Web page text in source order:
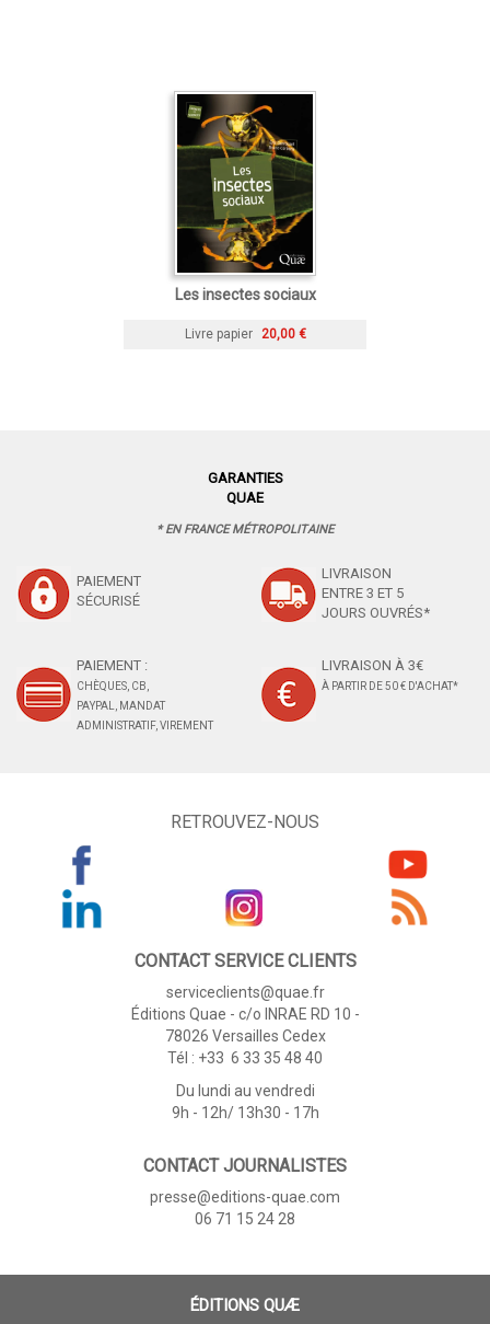
Les insectes sociaux
Livre papier 20,00 €
GARANTIES
QUAE
* EN FRANCE MÉTROPOLITAINE
PAIEMENT
SÉCURISÉ
LIVRAISON
ENTRE 3 ET 5
JOURS OUVRÉS*
PAIEMENT :
CHÈQUES, CB,
PAYPAL, MANDAT
ADMINISTRATIF, VIREMENT
LIVRAISON À 3€
À PARTIR DE 50 € D'ACHAT*
RETROUVEZ-NOUS
CONTACT SERVICE CLIENTS
serviceclients@quae.fr
Éditions Quae - c/o INRAE RD 10 -
78026 Versailles Cedex
Tél : +33 6 33 35 48 40
Du lundi au vendredi
9h - 12h/ 13h30 - 17h
CONTACT JOURNALISTES
presse@editions-quae.com
06 71 15 24 28
ÉDITIONS QUÆ